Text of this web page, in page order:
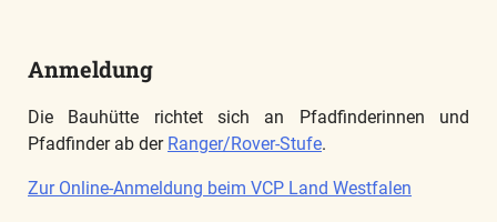
Anmeldung
Die Bauhütte richtet sich an Pfadfinderinnen und
Pfadfinder ab der Ranger/Rover-Stufe.
Zur Online-Anmeldung beim VCP Land Westfalen